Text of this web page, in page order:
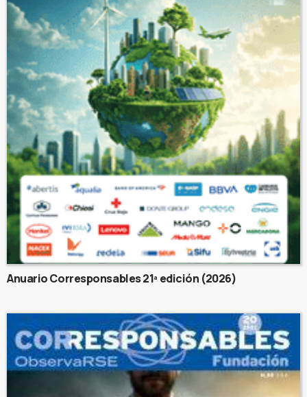
Anuario Corresponsables 21ª edición (2026)